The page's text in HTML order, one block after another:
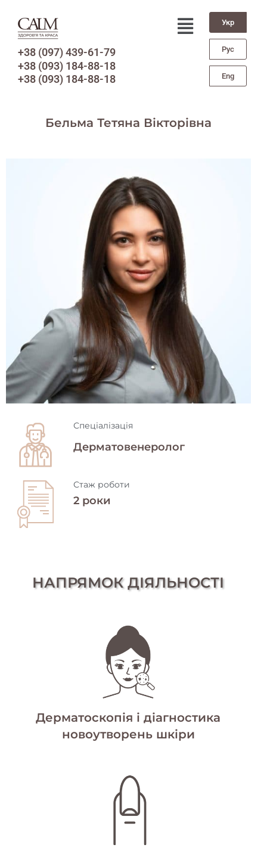
Укр
Рус
Eng
+38 (097) 439-61-79
+38 (093) 184-88-18
+38 (093) 184-88-18
Бельма Тетяна Вікторівна
Спеціалізація
Дерматовенеролог
Стаж роботи
2 роки
НАПРЯМОК ДІЯЛЬНОСТІ
Дерматоскопія і діагностика
новоутворень шкіри